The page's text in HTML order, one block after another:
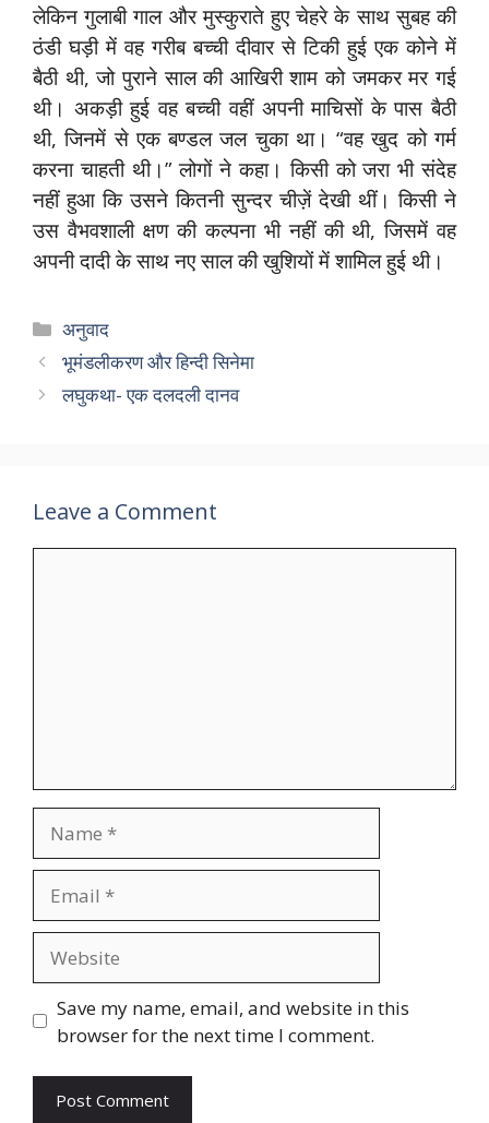
लेकिन गुलाबी गाल और मुस्कुराते हुए चेहरे के साथ सुबह की
ठंडी घड़ी में वह गरीब बच्ची दीवार से टिकी हुई एक कोने में
बैठी थी, जो पुराने साल की आखिरी शाम को जमकर मर गई
थी। अकड़ी हुई वह बच्ची वहीं अपनी माचिसों के पास बैठी
थी, जिनमें से एक बण्डल जल चुका था। “वह खुद को गर्म
करना चाहती थी।” लोगों ने कहा। किसी को जरा भी संदेह
नहीं हुआ कि उसने कितनी सुन्दर चीज़ें देखी थीं। किसी ने
उस वैभवशाली क्षण की कल्पना भी नहीं की थी, जिसमें वह
अपनी दादी के साथ नए साल की खुशियों में शामिल हुई थी।
Categories
अनुवाद
भूमंडलीकरण और हिन्दी सिनेमा
लघुकथा- एक दलदली दानव
Leave a Comment
Save my name, email, and website in this
browser for the next time I comment.